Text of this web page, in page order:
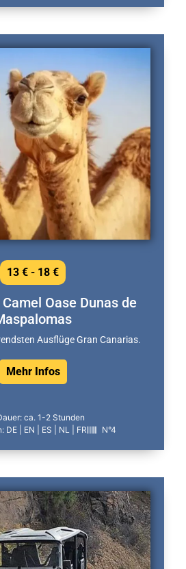
Oase Dunas de
Ausflüge Gran Canarias.
Mehr Infos
13 € - 18 €
ca. 1-2 Stunden
DE | EN | ES | NL | FR
N°4